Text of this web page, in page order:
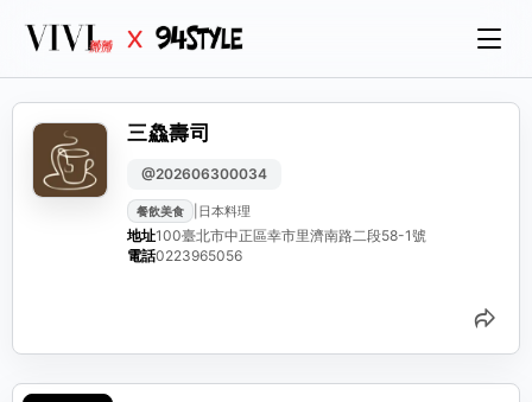
三鱻壽司
@202606300034
餐飲美食 日本料理
地址100臺北市中正區幸市里濟南路二段58-1號
電話0223965056
分